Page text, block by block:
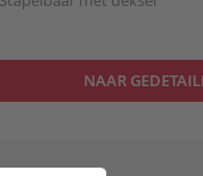
NAAR